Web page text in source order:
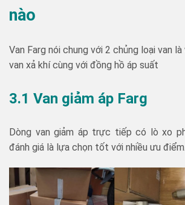
nào
Van Farg nói chung với 2 chủng loại van là
van xả khí cùng với đồng hồ áp suất
3.1 Van giảm áp Farg
Dòng van giảm áp trực tiếp có lò xo
đánh giá là lựa chọn tốt với nhiều ưu điểm.